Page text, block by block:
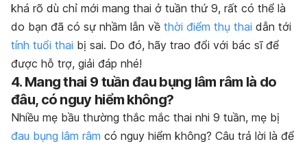
khá rõ dù chỉ mới mang thai ở tuần thứ 9, rất có thể là
do bạn đã có sự nhầm lẫn về thời điểm thụ thai dẫn tới
tính tuổi thai bị sai. Do đó, hãy trao đổi với bác sĩ để
được hỗ trợ, giải đáp nhé!
4. Mang thai 9 tuần đau bụng lâm râm là do
đâu, có nguy hiểm không?
Nhiều mẹ bầu thường thắc mắc thai nhi 9 tuần, mẹ bị
đau bụng lâm râm có nguy hiểm không? Câu trả lời là để